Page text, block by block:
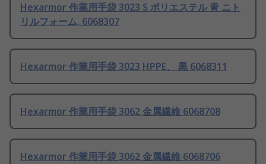
Hexarmor 作業用手袋 3023 S ポリエステル 青 ニト
リルフォーム, 6068307
Hexarmor 作業用手袋 3023 HPPE、 黒 6068311
Hexarmor 作業用手袋 3062 金属繊維 6068708
Hexarmor 作業用手袋 3062 金属繊維 6068706